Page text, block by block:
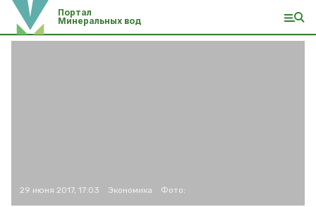
Портал
Минеральных вод
29 июня 2017, 17:03 Экономика Фото: